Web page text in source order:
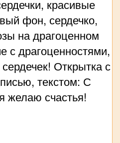
красивые
фон, сердечко,
на драгоценном
с драгоценностями,
Открытка с
текстом: С
желаю счастья!